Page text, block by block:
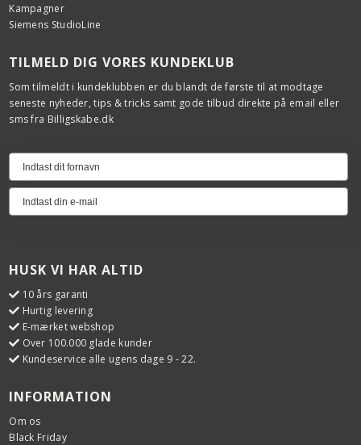
Kampagner
Siemens StudioLine
TILMELD DIG VORES KUNDEKLUB
Som tilmeldt i kundeklubben er du blandt de første til at modtage
seneste nyheder, tips & tricks samt gode tilbud direkte på email eller
sms fra Billigskabe.dk
HUSK VI HAR ALTID
10 års garanti
Hurtig levering
E-mærket webshop
Over 100.000 glade kunder
Kundeservice alle ugens dage 9 - 22.
INFORMATION
Om os
Black Friday